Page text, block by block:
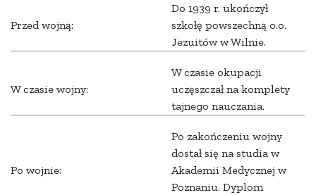
Przed wojną:
Do 1939 r. ukończył
szkołę powszechną o.o.
Jezuitów w Wilnie.
W czasie wojny:
W czasie okupacji
uczęszczał na komplety
tajnego nauczania.
Po wojnie:
Po zakończeniu wojny
dostał się na studia w
Akademii Medycznej w
Poznaniu. Dyplom